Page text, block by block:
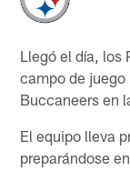
Llegó el día, los
campo de juego
Buccaneers en
El equipo lleva
preparándose